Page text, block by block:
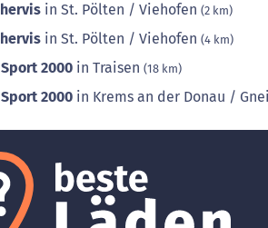
hervis in St. Pölten / Viehofen (2 km)
hervis in St. Pölten / Viehofen (4 km)
Sport 2000 in Traisen (18 km)
Sport 2000 in Krems an der Donau /